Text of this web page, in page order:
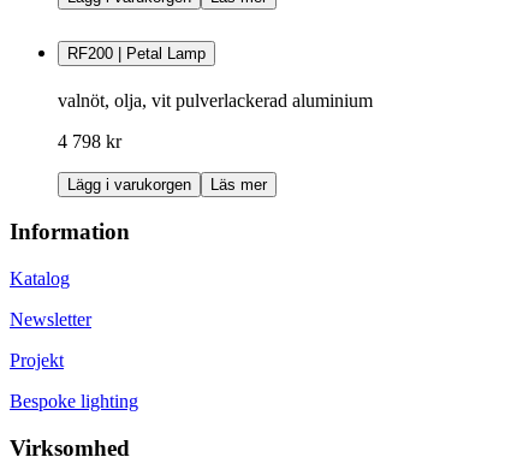
RF200 | Petal Lamp
valnöt, olja, vit pulverlackerad aluminium
4 798 kr
Lägg i varukorgen Läs mer
Information
Katalog
Newsletter
Projekt
Bespoke lighting
Virksomhed